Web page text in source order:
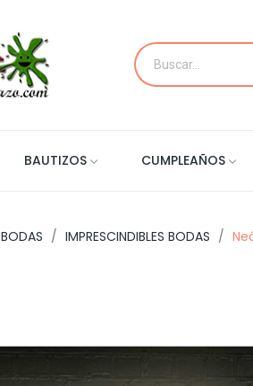
BAUTIZOS CUMPLEAÑOS
BODAS IMPRESCINDIBLES BODAS